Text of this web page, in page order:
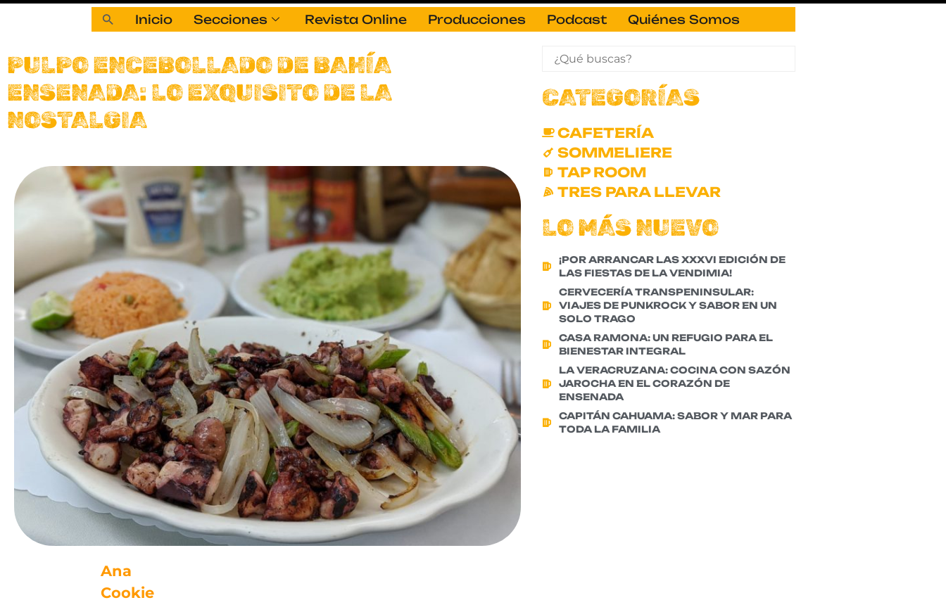
Inicio Secciones Revista Online Producciones Podcast Quiénes Somos
PULPO ENCEBOLLADO DE BAHÍA
ENSENADA: LO EXQUISITO DE LA
NOSTALGIA
Ana
Cookie
CATEGORÍAS
CAFETERÍA
SOMMELIERE
TAP ROOM
TRES PARA LLEVAR
LO MÁS NUEVO
¡POR ARRANCAR LAS XXXVI EDICIÓN DE
LAS FIESTAS DE LA VENDIMIA!
CERVECERÍA TRANSPENINSULAR:
VIAJES DE PUNKROCK Y SABOR EN UN
SOLO TRAGO
CASA RAMONA: UN REFUGIO PARA EL
BIENESTAR INTEGRAL
LA VERACRUZANA: COCINA CON SAZÓN
JAROCHA EN EL CORAZÓN DE
ENSENADA
CAPITÁN CAHUAMA: SABOR Y MAR PARA
TODA LA FAMILIA